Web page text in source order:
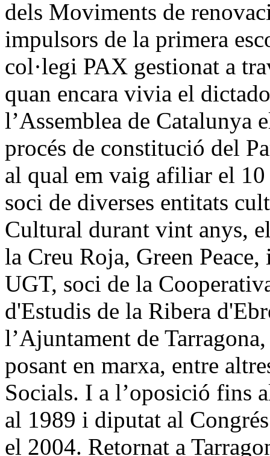
dels Moviments de
impulsors de la primera
col·legi PAX gestionat a
quan encara vivia el
l’Assemblea de Catalunya
procés de constitució del
al qual em vaig afiliar el 10
soci de diverses entitats
Cultural durant vint anys,
la Creu Roja, Green
UGT, soci de la
d'Estudis de la Ribera
l’Ajuntament de
posant en marxa, entre
Socials. I a l’oposició fins
al 1989 i diputat al
el 2004. Retornat a